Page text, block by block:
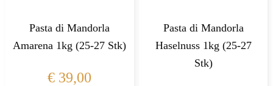
Pasta di Mandorla
Amarena 1kg (25-27 Stk)
€ 39,00
Pasta di Mandorla
Haselnuss 1kg (25-27
Stk)